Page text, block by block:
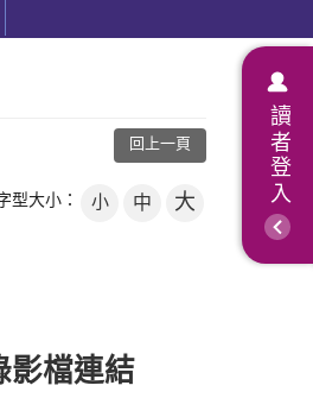
讀者登入
回上一頁
型大小： 小 中 大
影檔連結